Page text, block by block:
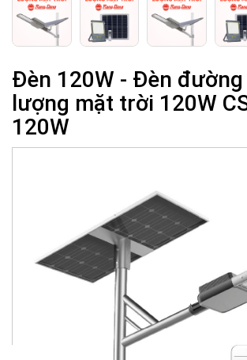
Đèn 120W - Đèn đường
lượng mặt trời 120W
120W